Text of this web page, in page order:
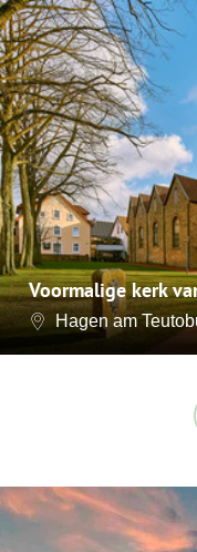
Voormalige kerk
Hagen am